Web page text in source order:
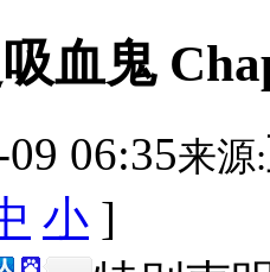
血鬼
06:35来源:
小 ]